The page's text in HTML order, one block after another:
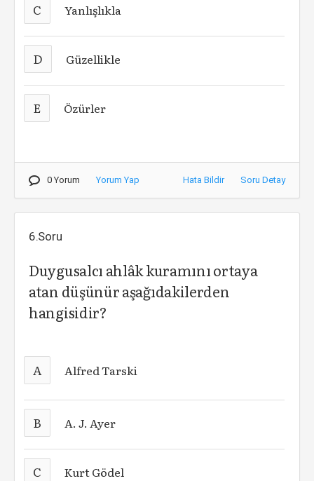
C Yanlışlıkla
D Güzellikle
E Özürler
0 Yorum Yorum Yap Hata Bildir Soru Detay
6.Soru
Duygusalcı ahlâk kuramını ortaya
atan düşünür aşağıdakilerden
hangisidir?
A Alfred Tarski
B A. J. Ayer
C Kurt Gödel